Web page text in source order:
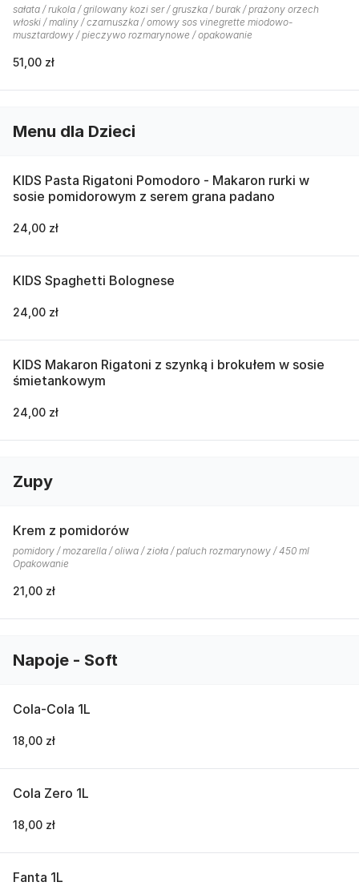
sałata / rukola / grilowany kozi ser / gruszka / burak / prażony orzech
włoski / maliny / czarnuszka / omowy sos vinegrette miodowo-
musztardowy / pieczywo rozmarynowe / opakowanie
51,00 zł
Menu dla Dzieci
KIDS Pasta Rigatoni Pomodoro - Makaron rurki w
sosie pomidorowym z serem grana padano
24,00 zł
KIDS Spaghetti Bolognese
24,00 zł
KIDS Makaron Rigatoni z szynką i brokułem w sosie
śmietankowym
24,00 zł
Zupy
Krem z pomidorów
pomidory / mozarella / oliwa / zioła / paluch rozmarynowy / 450 ml
Opakowanie
21,00 zł
Napoje - Soft
Cola-Cola 1L
18,00 zł
Cola Zero 1L
18,00 zł
Fanta 1L